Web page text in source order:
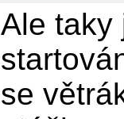
Ale taky
se